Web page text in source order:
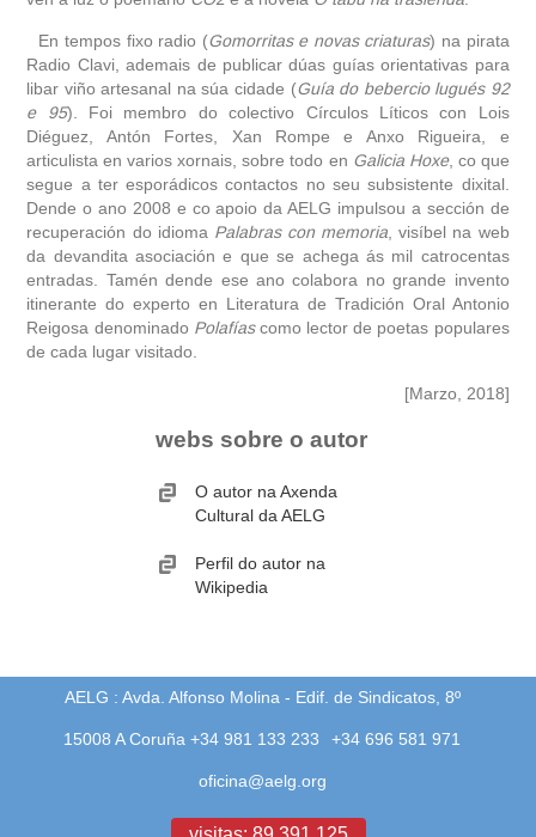
En tempos fixo radio (Gomorritas e novas criaturas) na pirata
Radio Clavi, ademais de publicar dúas guías orientativas para
libar viño artesanal na súa cidade (Guía do bebercio lugués 92
e 95). Foi membro do colectivo Círculos Líticos con Lois
Diéguez, Antón Fortes, Xan Rompe e Anxo Rigueira, e
articulista en varios xornais, sobre todo en Galicia Hoxe, co que
segue a ter esporádicos contactos no seu subsistente dixital.
Dende o ano 2008 e co apoio da AELG impulsou a sección de
recuperación do idioma Palabras con memoria , visíbel na web
da devandita asociación e que se achega ás mil catrocentas
entradas. Tamén dende ese ano colabora no grande invento
itinerante do experto en Literatura de Tradición Oral Antonio
Reigosa denominado Polafíascomo lector de poetas populares
de cada lugar visitado.
[Marzo, 2018]
webs sobre o autor
O autor na Axenda
Cultural da AELG
Perfil do autor na
Wikipedia
AELG : Avda. Alfonso Molina - Edif. de Sindicatos, 8º
15008 A Coruña +34 981 133 233 +34 696 581 971
oficina@aelg.org